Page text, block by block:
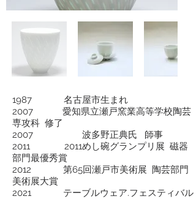
1987 名古屋市生まれ
2007 愛知県立瀬戸窯業高等学校陶芸
専攻科 修了
2007 波多野正典氏 師事
2011 2011めし碗グランプリ展 磁器
部門最優秀賞
2012 第65回瀬戸市美術展 陶芸部門
美術展大賞
2021 テーブルウェア.フェスティバル